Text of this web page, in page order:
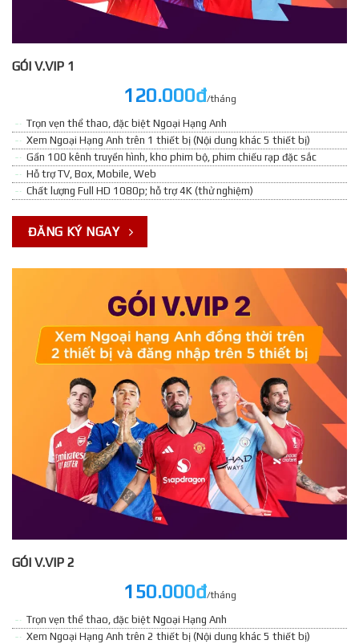
GÓI V.VIP 1
120.000đ/tháng
Trọn vẹn thể thao, đặc biệt Ngoại Hạng Anh
Xem Ngoại Hạng Anh trên 1 thiết bị (Nội dung khác 5 thiết bị)
Gần 100 kênh truyền hình, kho phim bộ, phim chiếu rạp đặc sắc
Hỗ trợ TV, Box, Mobile, Web
Chất lượng Full HD 1080p; hỗ trợ 4K (thử nghiệm)
ĐĂNG KÝ NGAY
GÓI V.VIP 2
150.000đ/tháng
Trọn vẹn thể thao, đặc biệt Ngoại Hạng Anh
Xem Ngoại Hạng Anh trên 2 thiết bị (Nội dung khác 5 thiết bị)